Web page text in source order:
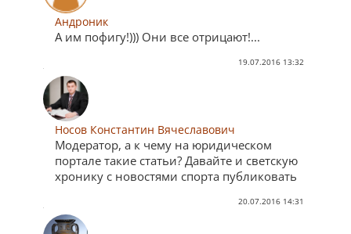
Андроник
А им пофигу!))) Они все отрицают!...
19.07.2016 13:32
Носов Константин Вячеславович
Модератор, а к чему на юридическом
портале такие статьи? Давайте и светскую
хронику с новостями спорта публиковать
20.07.2016 14:31